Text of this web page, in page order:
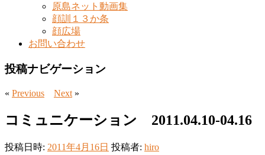
原島ネット動画集
顔訓１３か条
顔広場
お問い合わせ
投稿ナビゲーション
« Previous Next »
コミュニケーション 2011.04.10-04.16
投稿日時: 2011年4月16日 投稿者: hiro